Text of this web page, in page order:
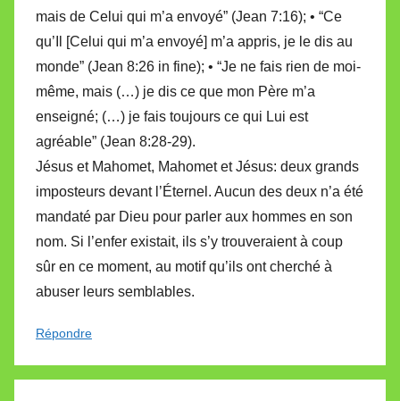
mais de Celui qui m’a envoyé” (Jean 7:16); • “Ce
qu’Il [Celui qui m’a envoyé] m’a appris, je le dis au
monde” (Jean 8:26 in fine); • “Je ne fais rien de moi-
même, mais (…) je dis ce que mon Père m’a
enseigné; (…) je fais toujours ce qui Lui est
agréable” (Jean 8:28-29).
Jésus et Mahomet, Mahomet et Jésus: deux grands
imposteurs devant l’Éternel. Aucun des deux n’a été
mandaté par Dieu pour parler aux hommes en son
nom. Si l’enfer existait, ils s’y trouveraient à coup
sûr en ce moment, au motif qu’ils ont cherché à
abuser leurs semblables.
Répondre